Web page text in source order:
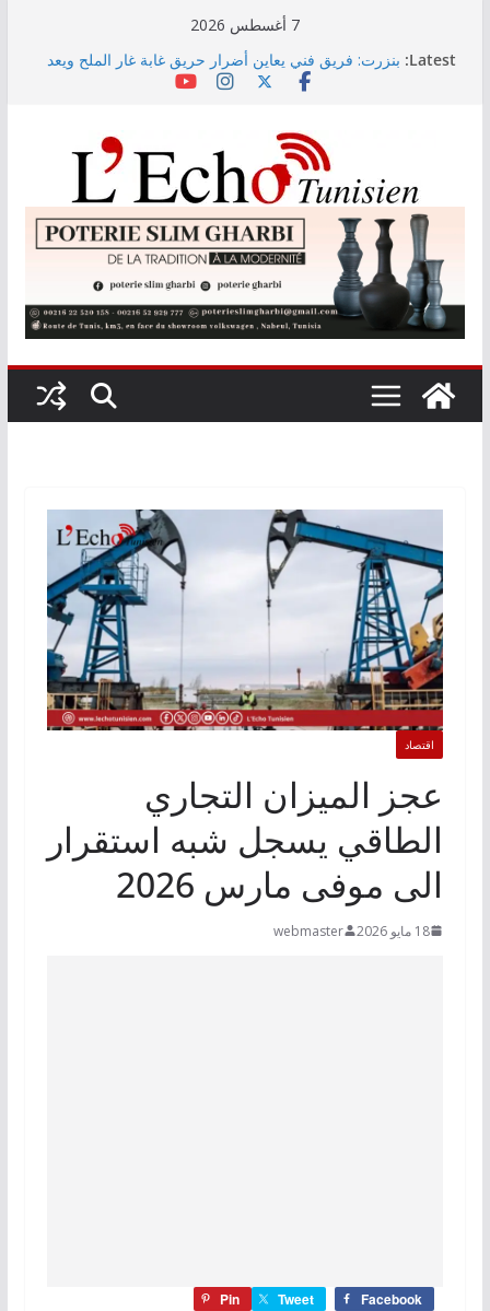
7 أغسطس 2026
Latest: بنزرت: فريق فني يعاين أضرار حريق غابة غار الملح ويعد
خطة لإعادة تأهيلها
الاستثمارات الفلاحية الخاصة المصادق عليها ترتفع بـ15
بالمائة إلى موفى ماي 2026
اختيار معهد باستور مركزا إقليميا لشمال إفريقيا في مراقبة
مياه الصرف الصحي والبيئة
عمادة المهندسين تدعو منظوريها إلى احترام التعريفة الدنيا
المعتمدة
اقتصاد
عجز الميزان التجاري
الطاقي يسجل شبه استقرار
الى موفى مارس 2026
18 مايو 2026 webmaster
Facebook
Tweet
Pin